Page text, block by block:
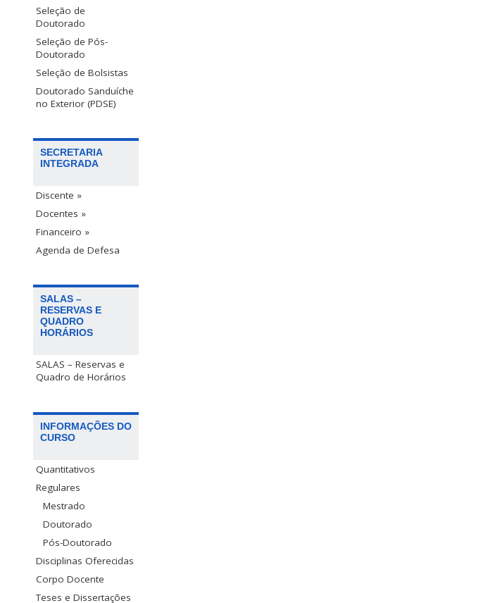
Seleção de
Doutorado
Seleção de Pós-
Doutorado
Seleção de Bolsistas
Doutorado Sanduíche
no Exterior (PDSE)
SECRETARIA
INTEGRADA
Discente »
Docentes »
Financeiro »
Agenda de Defesa
SALAS –
RESERVAS E
QUADRO
HORÁRIOS
SALAS – Reservas e
Quadro de Horários
INFORMAÇÕES DO
CURSO
Quantitativos
Regulares
Mestrado
Doutorado
Pós-Doutorado
Disciplinas Oferecidas
Corpo Docente
Teses e Dissertações